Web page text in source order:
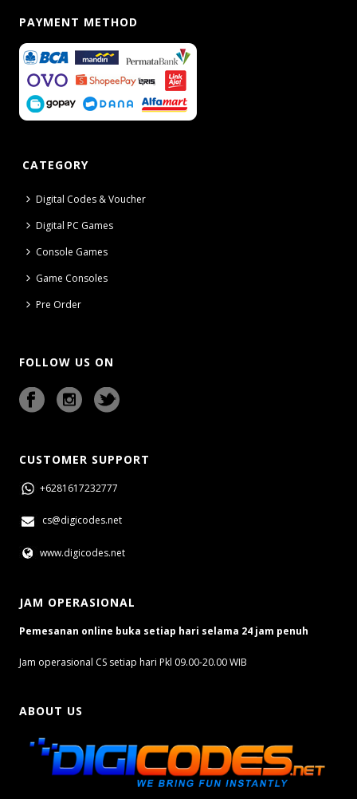
PAYMENT METHOD
CATEGORY
Digital Codes & Voucher
Digital PC Games
Console Games
Game Consoles
Pre Order
FOLLOW US ON
CUSTOMER SUPPORT
+6281617232777
cs@digicodes.net
www.digicodes.net
JAM OPERASIONAL
Pemesanan online buka setiap hari selama 24 jam penuh
Jam operasional CS setiap hari Pkl 09.00-20.00 WIB
ABOUT US